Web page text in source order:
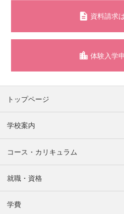
資料請求
体験入学
トップページ
学校案内
コース・カリキュラム
就職・資格
学費